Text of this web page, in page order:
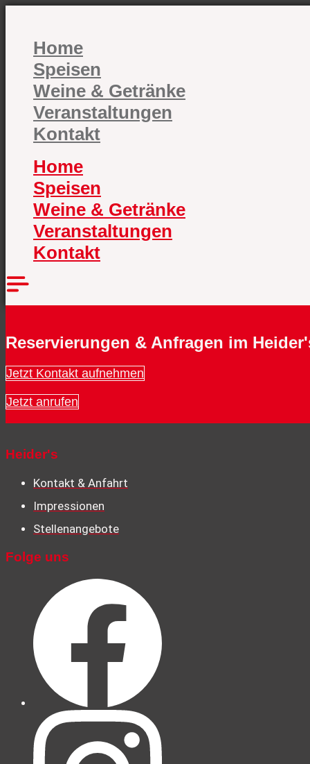
springenHome
Speisen
Weine & Getränke
Veranstaltungen
Kontakt
Home
Speisen
Weine & Getränke
Veranstaltungen
Kontakt
Reservierungen & Anfragen im
Jetzt Kontakt aufnehmen
Jetzt anrufen
Heider's
Kontakt & Anfahrt
Impressionen
Stellenangebote
Folge uns